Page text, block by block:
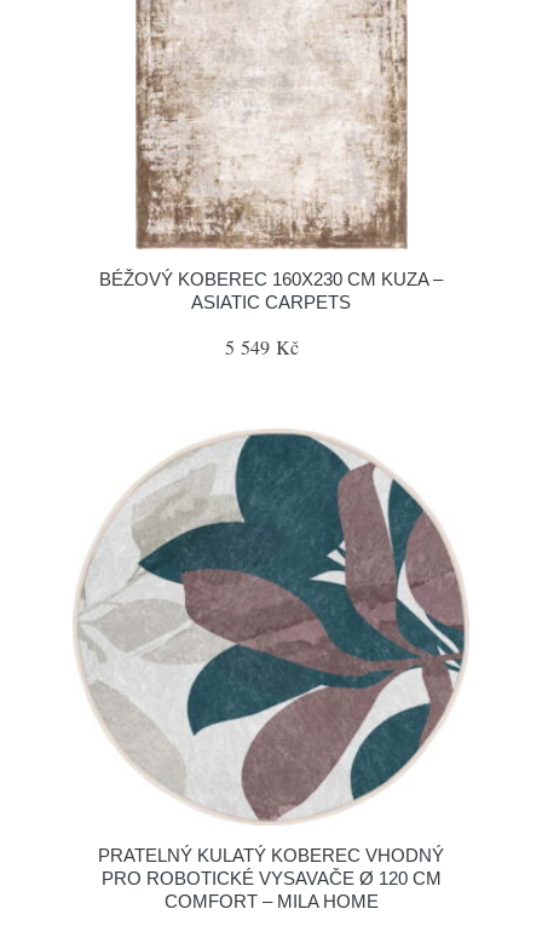
BÉŽOVÝ KOBEREC 160X230 CM KUZA –
ASIATIC CARPETS
5 549 Kč
PRATELNÝ KULATÝ KOBEREC VHODNÝ
PRO ROBOTICKÉ VYSAVAČE Ø 120 CM
COMFORT – MILA HOME